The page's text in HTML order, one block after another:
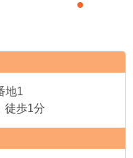
地1
徒歩1分